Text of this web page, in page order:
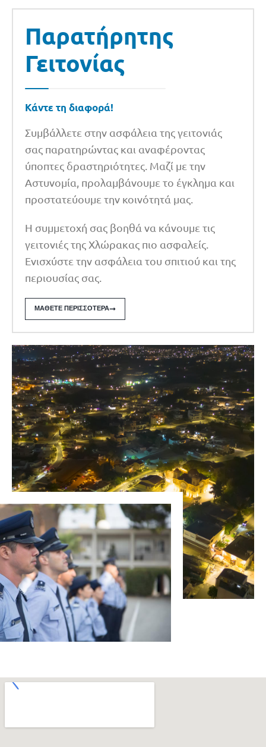
Παρατήρητης
Γειτονίας
Κάντε τη διαφορά!
Συμβάλλετε στην ασφάλεια της γειτονιάς
σας παρατηρώντας και αναφέροντας
ύποπτες δραστηριότητες. Μαζί με την
Αστυνομία, προλαμβάνουμε το έγκλημα και
προστατεύουμε την κοινότητά μας.
Η συμμετοχή σας βοηθά να κάνουμε τις
γειτονιές της Χλώρακας πιο ασφαλείς.
Ενισχύστε την ασφάλεια του σπιτιού και της
περιουσίας σας.
ΜΆΘΕΤΕ ΠΕΡΙΣΣΌΤΕΡΑ